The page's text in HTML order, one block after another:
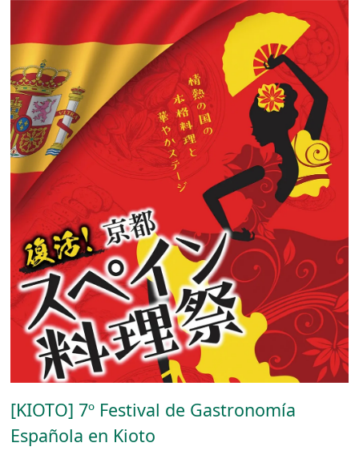
[KIOTO] 7º Festival de Gastronomía
Española en Kioto